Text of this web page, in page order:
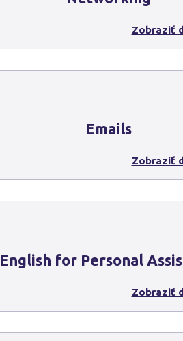
Zobraziť
Emails
Zobraziť
English for Personal
Zobraziť